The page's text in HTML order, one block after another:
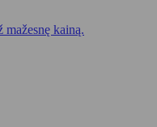
mažesnę kainą.